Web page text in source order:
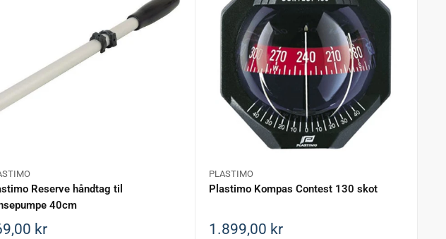
eksperter står klar med rådgivning om valg, montering og vedligeholdelse,
fra førende mærker, så du får et produkt, du kan stole på år efter år.
Reserve håndtag til
40cm
kr
PLASTIMO
Plastimo Kompas Contest 130 skot
Salgspris
1.899,00 kr